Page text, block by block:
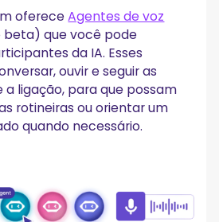
ofereceAgentes de voz
beta) que você pode
da IA. Esses
ouvir e seguir as
ligação, para que possam
rotineiras ou orientar um
quando necessário.